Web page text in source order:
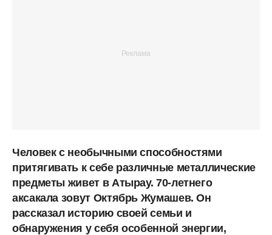
Человек с необычными способностями
притягивать к себе различные металлические
предметы живет в Атырау. 70-летнего
аксакала зовут Октябрь Жумашев. Он
рассказал историю своей семьи и
обнаружения у себя особенной энергии,